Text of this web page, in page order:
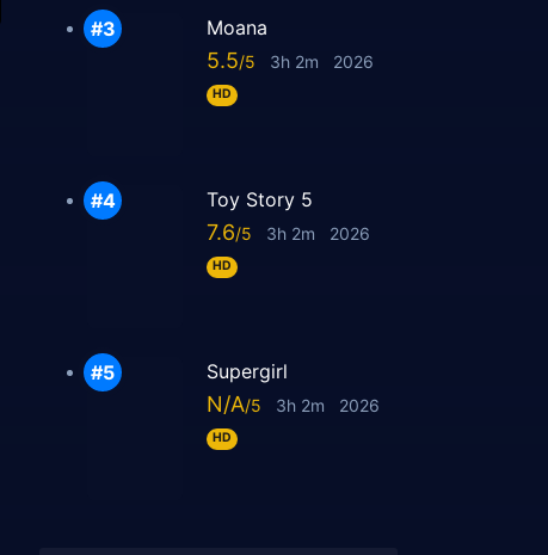
Moana
5.5 3h 2m 2026
HD
Toy Story 5
7.6 3h 2m 2026
HD
Supergirl
N/A 3h 2m 2026
HD